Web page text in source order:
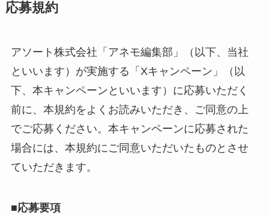
応募規約
アソート株式会社「アネモ編集部」（以下、当社
といいます）が実施する「Xキャンペーン」（以
下、本キャンペーンといいます）に応募いただく
前に、本規約をよくお読みいただき、ご同意の上
でご応募ください。本キャンペーンに応募された
場合には、本規約にご同意いただいたものとさせ
ていただきます。
■応募要項